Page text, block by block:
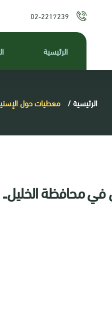
02-2217239
الرئيسية
الرئيسية/ معطيات حول
محافظة الخليل..